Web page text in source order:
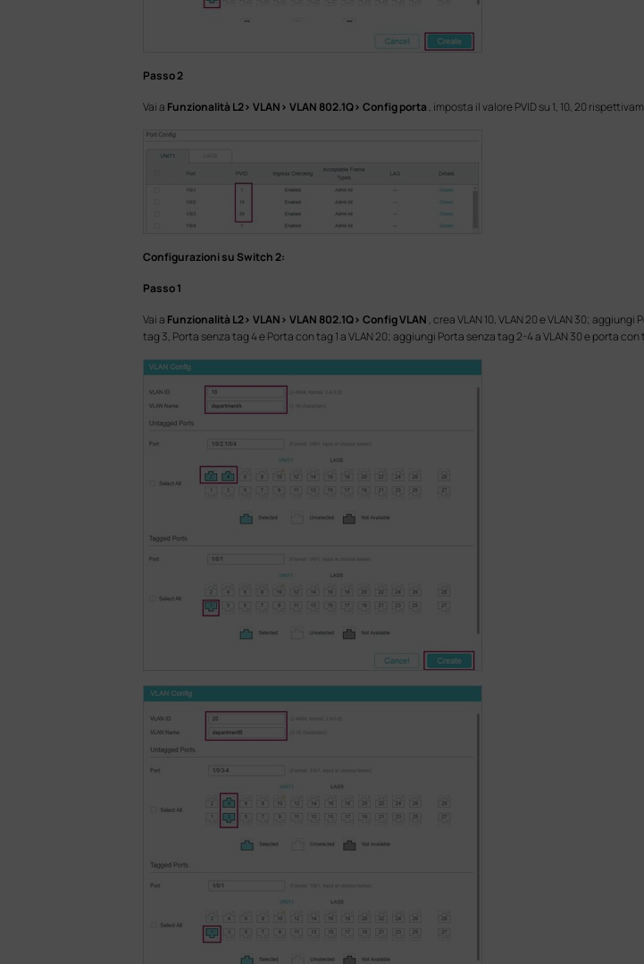
Passo 2
Vai a Funzionalità L2> VLAN> VLAN 802.1Q> Config porta , imposta il valore PVID su 1, 10, 20
Configurazioni su Switch 2:
Passo 1
Vai a Funzionalità L2> VLAN> VLAN 802.1Q> Config VLAN , crea VLAN 10, VLAN 20 e VLAN 30;
tag 3, Porta senza tag 4 e Porta con tag 1 a VLAN 20; aggiungi Porta senza tag 2-4 a VLAN 30 e porta con